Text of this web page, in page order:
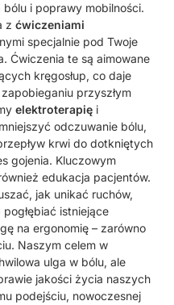
i poprawy mobilności.
zćwiczeniami
specjalnie pod Twoje
Ćwiczenia te są aimowane
kręgosłup, co daje
przyszłym
elektroterapię i
odczuwanie bólu,
krwi do dotkniętych
gojenia. Kluczowym
edukacja pacjentów.
jak unikać ruchów,
istniejące
na ergonomię – zarówno
Naszym celem w
ulga w bólu, ale
jakości życia naszych
podejściu, nowoczesnej